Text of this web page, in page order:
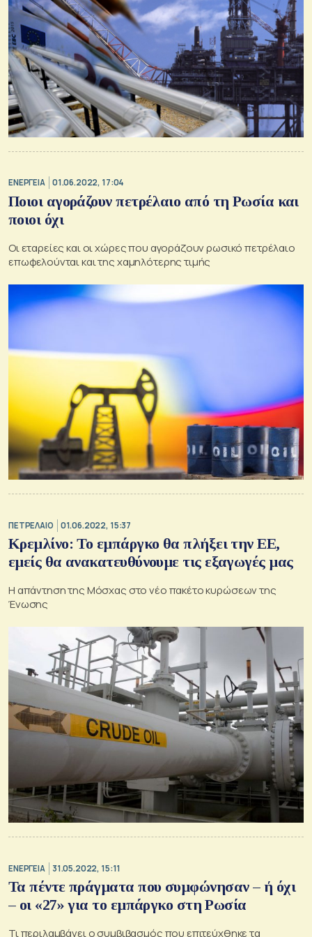
ΕΝΕΡΓΕΙΑ 01.06.2022, 17:04
Ποιοι αγοράζουν πετρέλαιο από τη Ρωσία και
ποιοι όχι
Οι εταρείες και οι χώρες που αγοράζουν ρωσικό πετρέλαιο
επωφελούνται και της χαμηλότερης τιμής
ΠΕΤΡΕΛΑΙΟ 01.06.2022, 15:37
Κρεμλίνο: Το εμπάργκο θα πλήξει την ΕΕ,
εμείς θα ανακατευθύνουμε τις εξαγωγές μας
Η απάντηση της Μόσχας στο νέο πακέτο κυρώσεων της
Ένωσης
ΕΝΕΡΓΕΙΑ 31.05.2022, 15:11
Τα πέντε πράγματα που συμφώνησαν – ή όχι
– οι «27» για το εμπάργκο στη Ρωσία
Τι περιλαμβάνει ο συμβιβασμός που επιτεύχθηκε τα